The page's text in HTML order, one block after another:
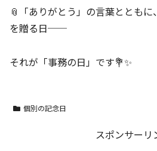
📎「ありがとう」の言葉ととも
を贈る日──
それが「事務の日」です💐✨
個別の記念日
スポンサーリ